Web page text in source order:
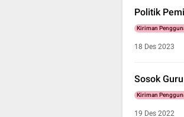
Politik
Kiriman
18 Des 2023
Sosok
Kiriman
19 Des 2022